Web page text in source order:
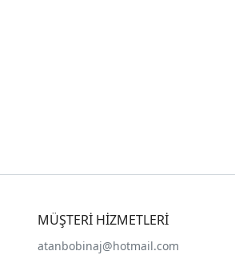
MÜŞTERİ HİZMETLERİ
atanbobinaj@hotmail.com